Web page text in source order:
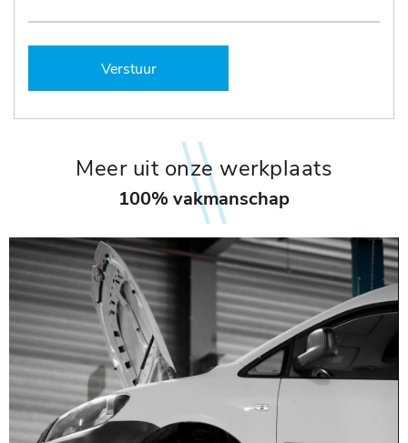
Verstuur
Meer uit onze werkplaats
100% vakmanschap